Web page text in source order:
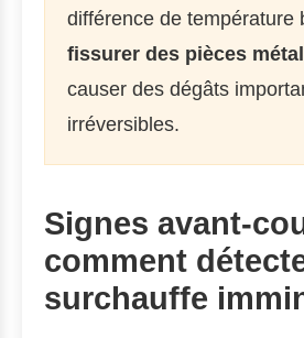
différence de température
fissurer des pièces
causer des dégâts
irréversibles.
Signes avant-
comment
surchauffe